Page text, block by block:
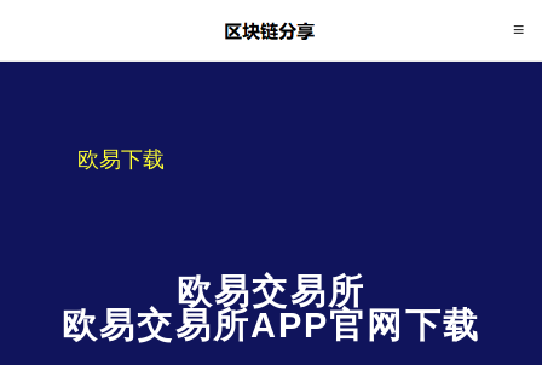
欧易下载
欧易交易所
欧易交易所APP官网下载